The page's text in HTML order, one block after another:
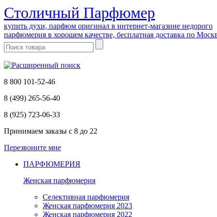
Cтоличный Парфюмер
купить духи, парфюм оригинал в интернет-магазине недорого
парфюмерия в хорошем качестве, бесплатная доставка по
8 800 101-52-46
8 (499) 265-56-40
8 (925) 723-06-33
Принимаем заказы с 8 до 22
Перезвоните мне
ПАРФЮМЕРИЯ
Женская парфюмерия
Селективная парфюмерия
Женская парфюмерия 2023
Женская парфюмерия 2022